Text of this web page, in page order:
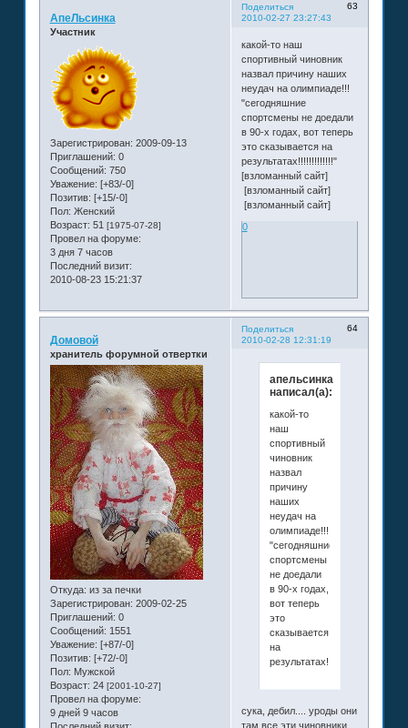
Поделиться
63
2010-02-27 23:27:43
АпеЛьсинка
Участник
Зарегистрирован: 2009-09-13
Приглашений: 0
Сообщений: 750
Уважение: [+83/-0]
Позитив: [+15/-0]
Пол: Женский
Возраст: 51 [1975-07-28]
Провел на форуме:
3 дня 7 часов
Последний визит:
2010-08-23 15:21:37
какой-то наш
спортивный чиновник
назвал причину наших
неудач на олимпиаде!!!
"сегодняшние
спортсмены не доедали
в 90-х годах, вот теперь
это сказывается на
результатах!!!!!!!!!!!!!"
[взломанный сайт]
[взломанный сайт]
[взломанный сайт]
0
Поделиться
64
2010-02-28 12:31:19
Домовой
хранитель форумной отвертки
Откуда: из за печки
Зарегистрирован: 2009-02-25
Приглашений: 0
Сообщений: 1551
Уважение: [+87/-0]
Позитив: [+72/-0]
Пол: Мужской
Возраст: 24 [2001-10-27]
Провел на форуме:
9 дней 9 часов
апельсинка
написал(а):
какой-то
наш
спортивный
чиновник
назвал
причину
наших
неудач на
олимпиаде!!!
"сегодняшние
спортсмены
не доедали
в 90-х годах,
вот теперь
это
сказывается
на
результатах!!!!!!!!!!!!!"
сука, дебил.... уроды они
там все эти чиновники...